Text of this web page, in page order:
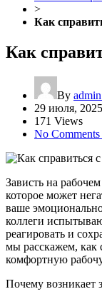
>
Как
Как
By
29 июля, 2025
171 Views
No Comments
Зависть на
которое может
ваше
коллеги
реагировать и
мы расскажем, как
комфортную
Почему возникает